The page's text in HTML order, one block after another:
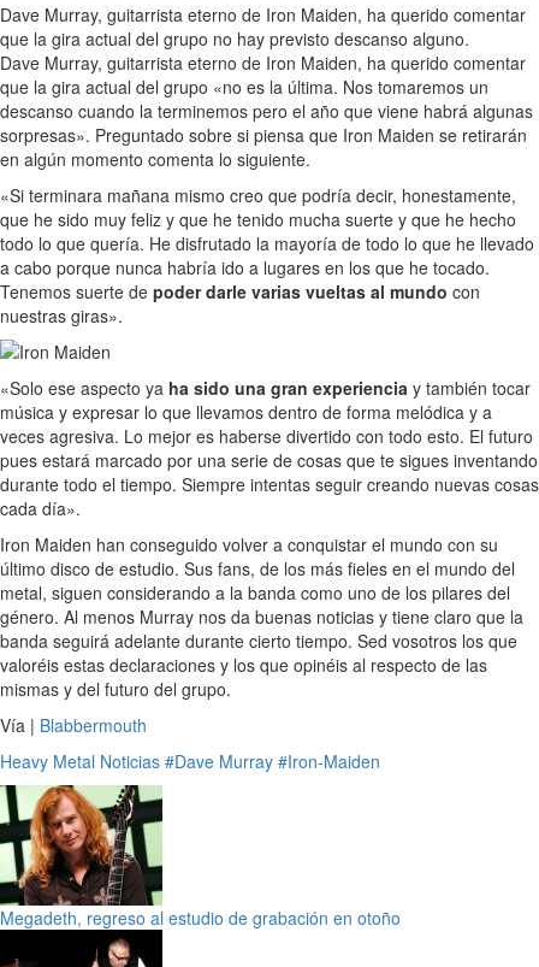
Dave Murray, guitarrista eterno de Iron Maiden, ha querido comentar
que la gira actual del grupo no hay previsto descanso alguno.
Dave Murray, guitarrista eterno de Iron Maiden, ha querido comentar
que la gira actual del grupo «no es la última. Nos tomaremos un
descanso cuando la terminemos pero el año que viene habrá algunas
sorpresas». Preguntado sobre si piensa que Iron Maiden se retirarán
en algún momento comenta lo siguiente.
«Si terminara mañana mismo creo que podría decir, honestamente,
que he sido muy feliz y que he tenido mucha suerte y que he hecho
todo lo que quería. He disfrutado la mayoría de todo lo que he llevado
a cabo porque nunca habría ido a lugares en los que he tocado.
Tenemos suerte de poder darle varias vueltas al mundo con
nuestras giras».
«Solo ese aspecto ya ha sido una gran experiencia y también tocar
música y expresar lo que llevamos dentro de forma melódica y a
veces agresiva. Lo mejor es haberse divertido con todo esto. El futuro
pues estará marcado por una serie de cosas que te sigues inventando
durante todo el tiempo. Siempre intentas seguir creando nuevas cosas
cada día».
Iron Maiden han conseguido volver a conquistar el mundo con su
último disco de estudio. Sus fans, de los más fieles en el mundo del
metal, siguen considerando a la banda como uno de los pilares del
género. Al menos Murray nos da buenas noticias y tiene claro que la
banda seguirá adelante durante cierto tiempo. Sed vosotros los que
valoréis estas declaraciones y los que opinéis al respecto de las
mismas y del futuro del grupo.
Vía | Blabbermouth
Heavy Metal Noticias #Dave Murray #Iron-Maiden
Megadeth, regreso al estudio de grabación en otoño